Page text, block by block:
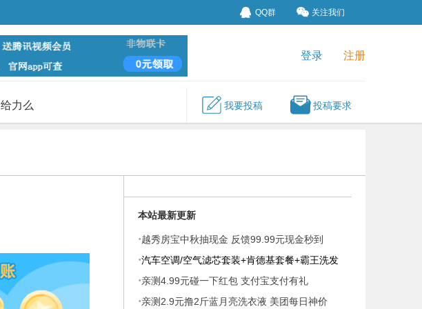
QQ群 关注我们
登录 注册
给力么 我要投稿 投稿要求
本站最新更新
·越秀房宝中秋抽现金 反馈99.99元现金秒到
·汽车空调/空气滤芯套装+肯德基套餐+霸王洗发
液
·亲测4.99元碰一下红包 支付宝支付有礼
·亲测2.9元撸2斤蓝月亮洗衣液 美团每日神价